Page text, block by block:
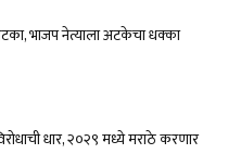
भाजप नेत्याला अटकेचा धक्का
धार, २०२९ मध्ये मराठे करणार